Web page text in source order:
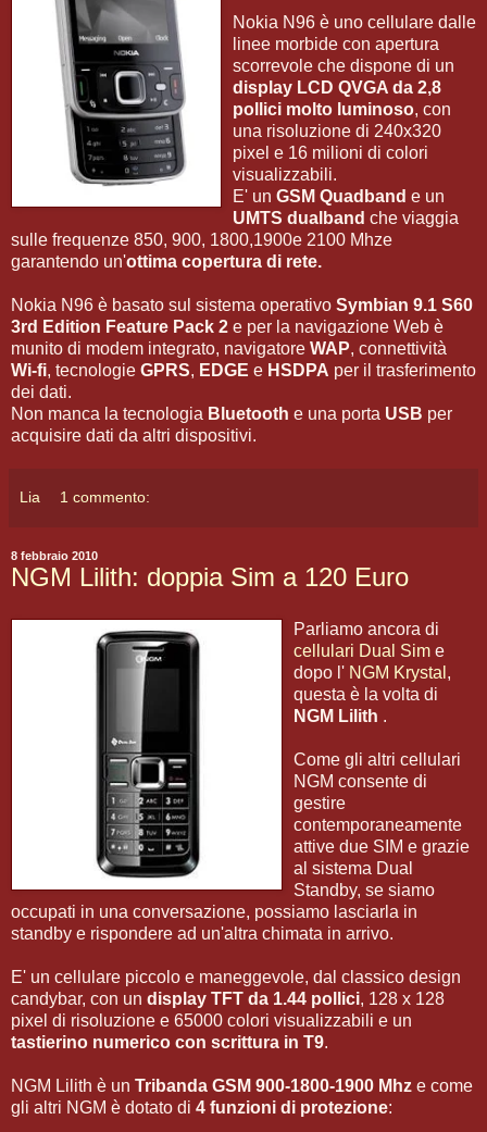
Nokia N96 è uno cellulare dalle
linee morbide con apertura
scorrevole che dispone di un
display LCD QVGA da 2,8
pollici molto luminoso, con
una risoluzione di 240x320
pixel e 16 milioni di colori
visualizzabili.
E' un GSM Quadband e un
UMTS dualband che viaggia
sulle frequenze 850, 900, 1800,1900e 2100 Mhze
garantendo un'ottima copertura di rete.
Nokia N96 è basato sul sistema operativo Symbian 9.1 S60
3rd Edition Feature Pack 2 e per la navigazione Web è
munito di modem integrato, navigatore WAP, connettività
Wi-fi, tecnologie GPRS, EDGE e HSDPA per il trasferimento
dei dati.
Non manca la tecnologia Bluetooth e una porta USB per
acquisire dati da altri dispositivi.
Lia 1 commento:
8 febbraio 2010
NGM Lilith: doppia Sim a 120 Euro
Parliamo ancora di
cellulari Dual Sim e
dopo l' NGM Krystal ,
questa è la volta di
NGM Lilith .
Come gli altri cellulari
NGM consente di
gestire
contemporaneamente
attive due SIM e grazie
al sistema Dual
Standby, se siamo
occupati in una conversazione, possiamo lasciarla in
standby e rispondere ad un'altra chimata in arrivo.
E' un cellulare piccolo e maneggevole, dal classico design
candybar, con un display TFT da 1.44 pollici, 128 x 128
pixel di risoluzione e 65000 colori visualizzabili e un
tastierino numerico con scrittura in T9.
NGM Lilith è un Tribanda GSM 900-1800-1900 Mhz e come
gli altri NGM è dotato di 4 funzioni di protezione: